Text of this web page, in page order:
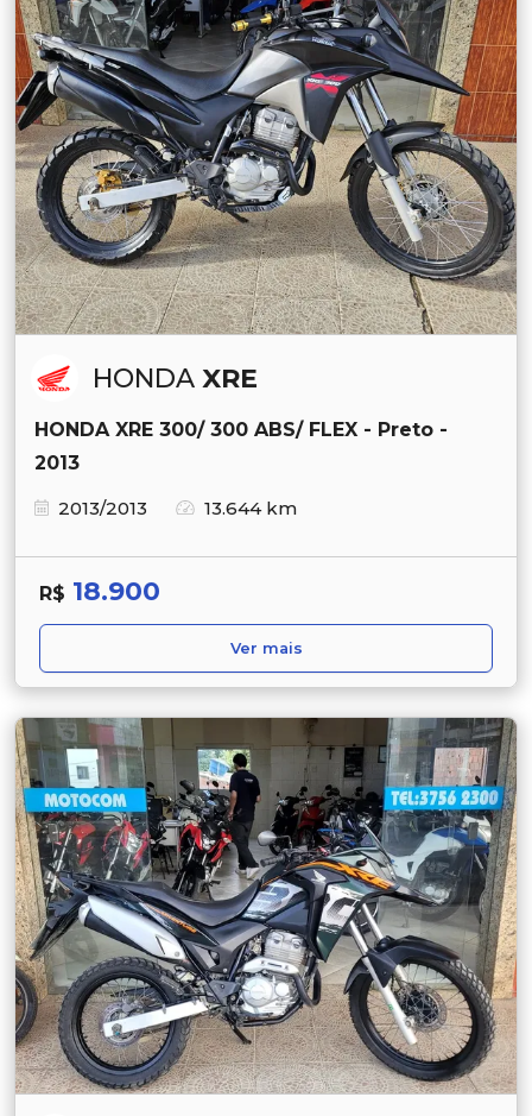
HONDA XRE
HONDA XRE 300/ 300 ABS/ FLEX - Preto -
2013
2013/2013
13.644 km
R$ 18.900
Ver mais